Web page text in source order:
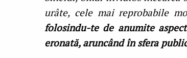
urâte, cele mai reprobabile
folosindu-te de anumite
eronată, aruncând în sfera